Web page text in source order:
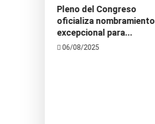
Pleno del Congreso
oficializa nombramiento
excepcional para...
06/08/2025